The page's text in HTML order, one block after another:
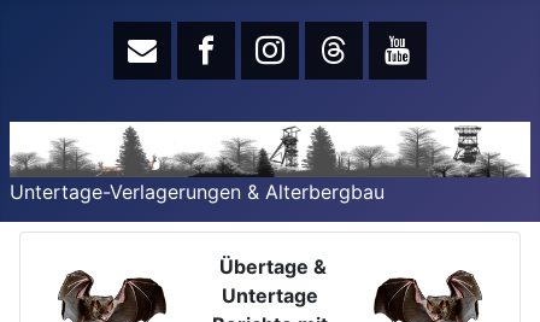
Untertage-Verlagerungen & Alterbergbau
Übertage &
Untertage